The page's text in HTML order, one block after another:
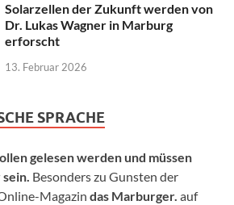
Solarzellen der Zukunft werden von
Dr. Lukas Wagner in Marburg
erforscht
13. Februar 2026
SPRACHE
gelesen werden und müssen
Besonders zu Gunsten der
Magazin das Marburger. auf